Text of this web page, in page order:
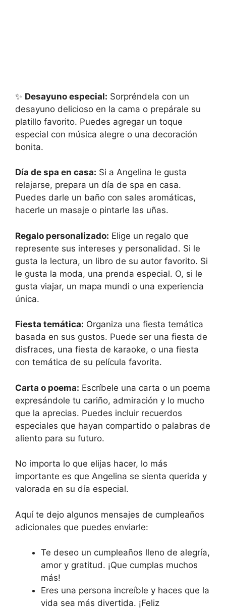
✨ Desayuno especial: Sorpréndela con un
desayuno delicioso en la cama o prepárale su
platillo favorito. Puedes agregar un toque
especial con música alegre o una decoración
bonita.
Día de spa en casa: Si a Angelina le gusta
relajarse, prepara un día de spa en casa.
Puedes darle un baño con sales aromáticas,
hacerle un masaje o pintarle las uñas.
Regalo personalizado: Elige un regalo que
represente sus intereses y personalidad. Si le
gusta la lectura, un libro de su autor favorito. Si
le gusta la moda, una prenda especial. O, si le
gusta viajar, un mapa mundi o una experiencia
única.
Fiesta temática: Organiza una fiesta temática
basada en sus gustos. Puede ser una fiesta de
disfraces, una fiesta de karaoke, o una fiesta
con temática de su película favorita.
Carta o poema: Escríbele una carta o un poema
expresándole tu cariño, admiración y lo mucho
que la aprecias. Puedes incluir recuerdos
especiales que hayan compartido o palabras de
aliento para su futuro.
No importa lo que elijas hacer, lo más
importante es que Angelina se sienta querida y
valorada en su día especial.
Aquí te dejo algunos mensajes de cumpleaños
adicionales que puedes enviarle:
Te deseo un cumpleaños lleno de alegría,
amor y gratitud. ¡Que cumplas muchos
más!
Eres una persona increíble y haces que la
vida sea más divertida. ¡Feliz